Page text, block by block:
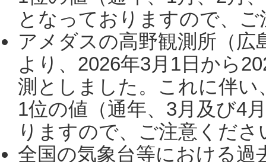
となっておりますので、
アメダスの高野観測所（
より、2026年3月1日から
測としました。これに伴い
1位の値（通年、3月及び4
りますので、ご注意くだ
全国の気象台等における過